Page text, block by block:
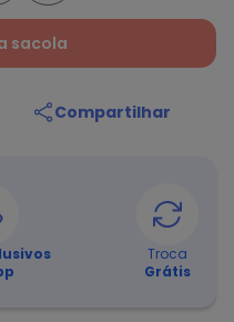
sacola
Compartilhar
Troca
Grátis